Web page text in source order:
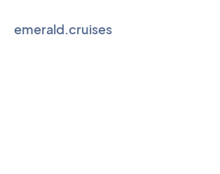
emerald.cruises